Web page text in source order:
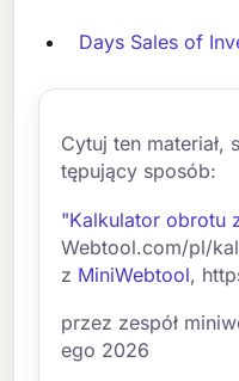
Days Sales of
Cytuj ten materiał,
tępujący sposób:
"Kalkulator obrotu
Webtool.com/pl/
z MiniWebtool,
przez zespół
ego 2026